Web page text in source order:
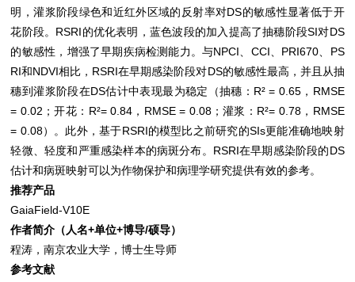
明，灌浆阶段绿色和近红外区域的反射率对DS的敏感性显著低于开
花阶段。RSRI的优化表明，蓝色波段的加入提高了抽穗阶段SI对DS
的敏感性，增强了早期疾病检测能力。与NPCI、CCI、PRI670、PS
RI和NDVI相比，RSRI在早期感染阶段对DS的敏感性最高，并且从抽
穗到灌浆阶段在DS估计中表现最为稳定（抽穗：R² = 0.65，RMSE
= 0.02；开花：R²= 0.84，RMSE = 0.08；灌浆：R²= 0.78，RMSE
= 0.08）。此外，基于RSRI的模型比之前研究的SIs更能准确地映射
轻微、轻度和严重感染样本的病斑分布。RSRI在早期感染阶段的DS
估计和病斑映射可以为作物保护和病理学研究提供有效的参考。
推荐产品
GaiaField-V10E
作者简介（人名+单位+博导/硕导）
程涛，南京农业大学，博士生导师
参考文献